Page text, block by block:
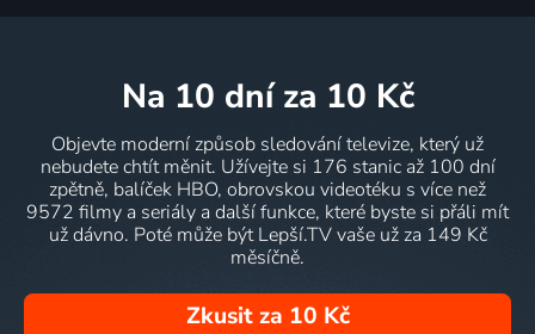
na 10 dní za 10 Kč
Objevte moderní způsob sledování televize, který už
nebudete chtít měnit. Užívejte si 176 stanic až 100 dní
zpětně, balíček HBO, obrovskou videotéku s více než
9572 filmy a seriály a další funkce, které byste si přáli mít
už dávno. Poté může být Lepší.TV vaše už za 149 Kč
měsíčně.
Zkusit za 10 Kč